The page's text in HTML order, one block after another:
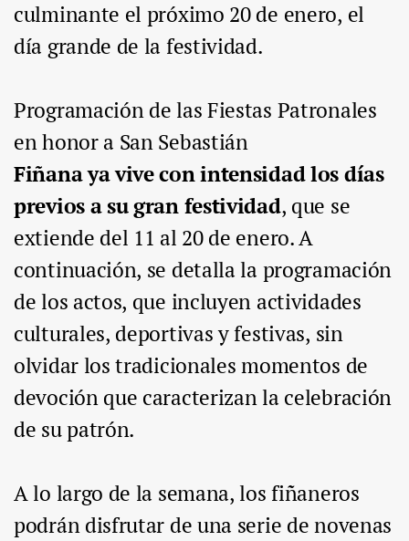
culminante el próximo 20 de enero, el
día grande de la festividad.
Programación de las Fiestas Patronales
en honor a San Sebastián
Fiñana ya vive con intensidad los días
previos a su gran festividad, que se
extiende del 11 al 20 de enero. A
continuación, se detalla la programación
de los actos, que incluyen actividades
culturales, deportivas y festivas, sin
olvidar los tradicionales momentos de
devoción que caracterizan la celebración
de su patrón.
A lo largo de la semana, los fiñaneros
podrán disfrutar de una serie de novenas